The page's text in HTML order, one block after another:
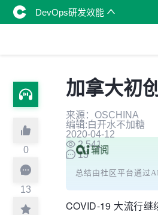
DevOps研发效能
0
13
加拿大初
来源：OSCHINA
编辑:白开水不加糖
2020-04-12
2,541
13
总结由社区平台通过
COVID-19 大流行继